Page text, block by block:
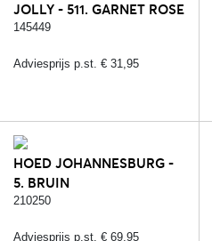
JOLLY - 511. GARNET ROSE
145449
Adviesprijs p.st. € 31,95
HOED JOHANNESBURG -
5. BRUIN
210250
Adviesprijs p.st. € 69,95